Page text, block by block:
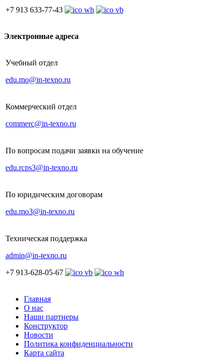
+7 913 633-77-43
Электронные адреса
Учебный отдел
edu.mo@in-texno.ru
Коммерческий отдел
commerc@in-texno.ru
По вопросам подачи заявки на обучение
edu.rcps3@in-texno.ru
По юридическим договорам
edu.mo3@in-texno.ru
Техническая поддержка
admin@in-texno.ru
+7 913-628-05-67
Главная
О нас
Наши партнеры
Конструктор
Новости
Политика конфиденциальности
Карта сайта